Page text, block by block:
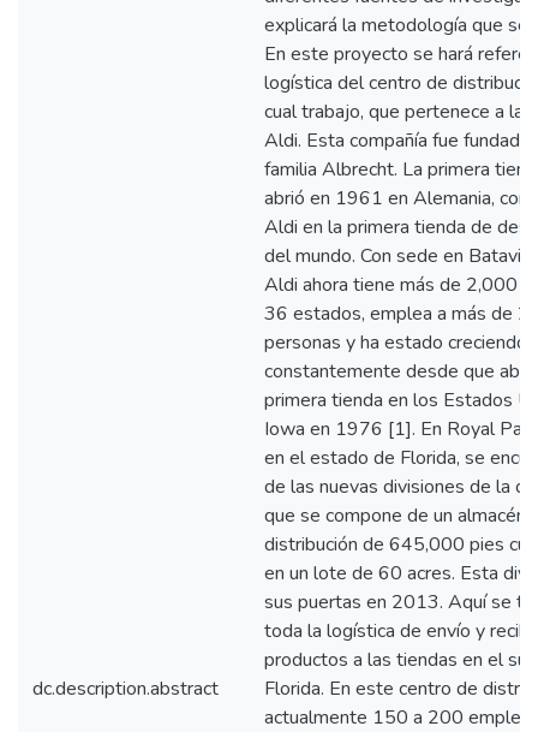
dc.description.abstract
explicará la metodología que se
En este proyecto se hará
logística del centro de
cual trabajo, que pertenece a la
Aldi. Esta compañía fue fundada
familia Albrecht. La primera
abrió en 1961 en Alemania,
Aldi en la primera tienda de
del mundo. Con sede en
Aldi ahora tiene más de 2,000
36 estados, emplea a más de
personas y ha estado creciendo
constantemente desde que
primera tienda en los Estados
Iowa en 1976 [1]. En Royal
en el estado de Florida, se
de las nuevas divisiones de la
que se compone de un almacén
distribución de 645,000 pies
en un lote de 60 acres. Esta
sus puertas en 2013. Aquí se
toda la logística de envío y
productos a las tiendas en el
Florida. En este centro de
actualmente 150 a 200